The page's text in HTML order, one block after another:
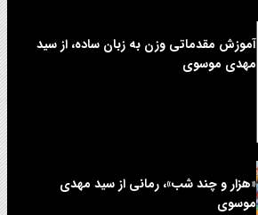
آموزش مقدماتی وزن به زبان ساده، از سید
مهدی موسوی
«هزار و چند شب»، رمانی از سید مهدی
موسوی